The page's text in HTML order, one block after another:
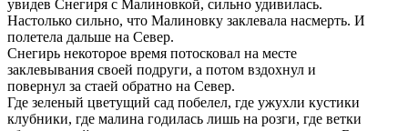
увидев Снегиря с Малиновкой, сильно удивилась.
Настолько сильно, что Малиновку заклевала насмерть. И
полетела дальше на Север.
Снегирь некоторое время потосковал на месте
заклевывания своей подруги, а потом вздохнул и
повернул за стаей обратно на Север.
Где зеленый цветущий сад побелел, где ужухли кустики
клубники, где малина годилась лишь на розги, где ветки